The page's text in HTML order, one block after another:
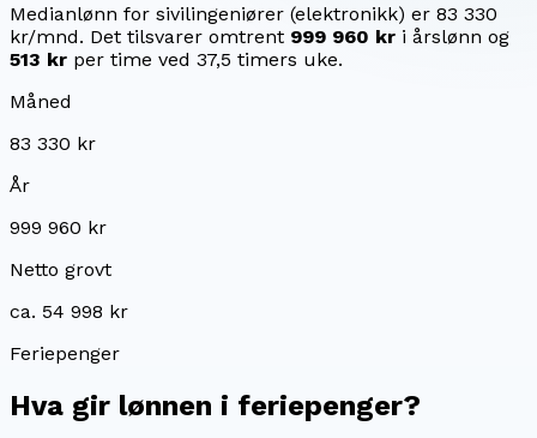
Medianlønn for sivilingeniører (elektronikk) er 83 330
kr/mnd. Det tilsvarer omtrent 999 960 kr i årslønn og
513 kr per time ved 37,5 timers uke.
Måned
83 330 kr
År
999 960 kr
Netto grovt
ca. 54 998 kr
Feriepenger
Hva gir lønnen i feriepenger?